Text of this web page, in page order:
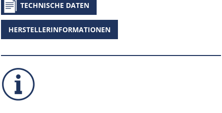
TECHNISCHE DATEN
HERSTELLERINFORMATIONEN